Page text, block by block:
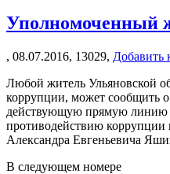
Уполномоченный
, 08.07.2016, 13029, Добавить
Любой житель Ульяновской
коррупции, может сообщить
действующую прямую линию
противодействию коррупции
Александра Евгеньевича
В следующем номере